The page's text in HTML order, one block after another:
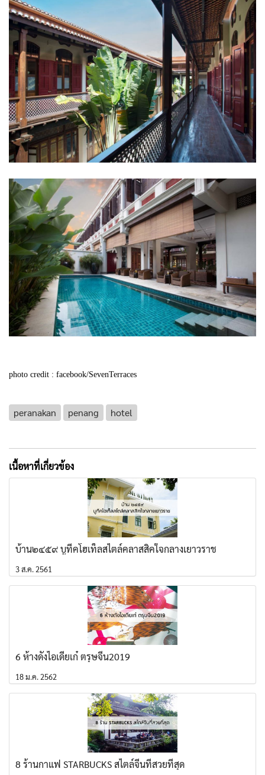
photo credit : facebook/SevenTerraces
peranakan penang hotel
เนื้อหาที่เกี่ยวข้อง
บ้าน๒๔๕๙ บูทีคโฮเท็ลสไตล์คลาสสิคใจกลางเยาวราช
3 ส.ค. 2561
6 ห้างดังไอเดียเก๋ ตรุษจีน2019
18 ม.ค. 2562
8 ร้านกาแฟ STARBUCKS สไตล์จีนที่สวยที่สุด